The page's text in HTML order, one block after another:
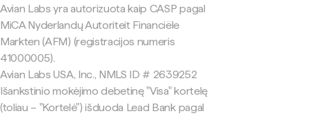
Avian Labs yra autorizuota kaip CASP pagal
MiCA Nyderlandų Autoriteit Financiële
Markten (AFM) (registracijos numeris
41000005).
Avian Labs USA, Inc., NMLS ID # 2639252
Išankstinio mokėjimo debetinę "Visa" kortelę
(toliau – "Kortelė") išduoda Lead Bank pagal